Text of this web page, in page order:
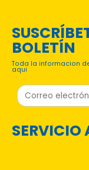
BOLETÍN
Toda la informacion
aqui
SERVICIO